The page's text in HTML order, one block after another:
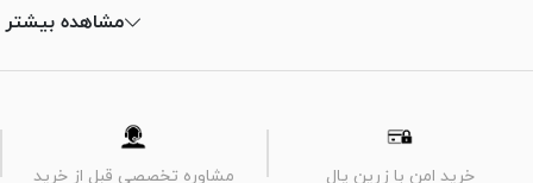
مشاهده بیشتر
خرید امن با زرین پال مشاوره تخصصی قبل از خرید